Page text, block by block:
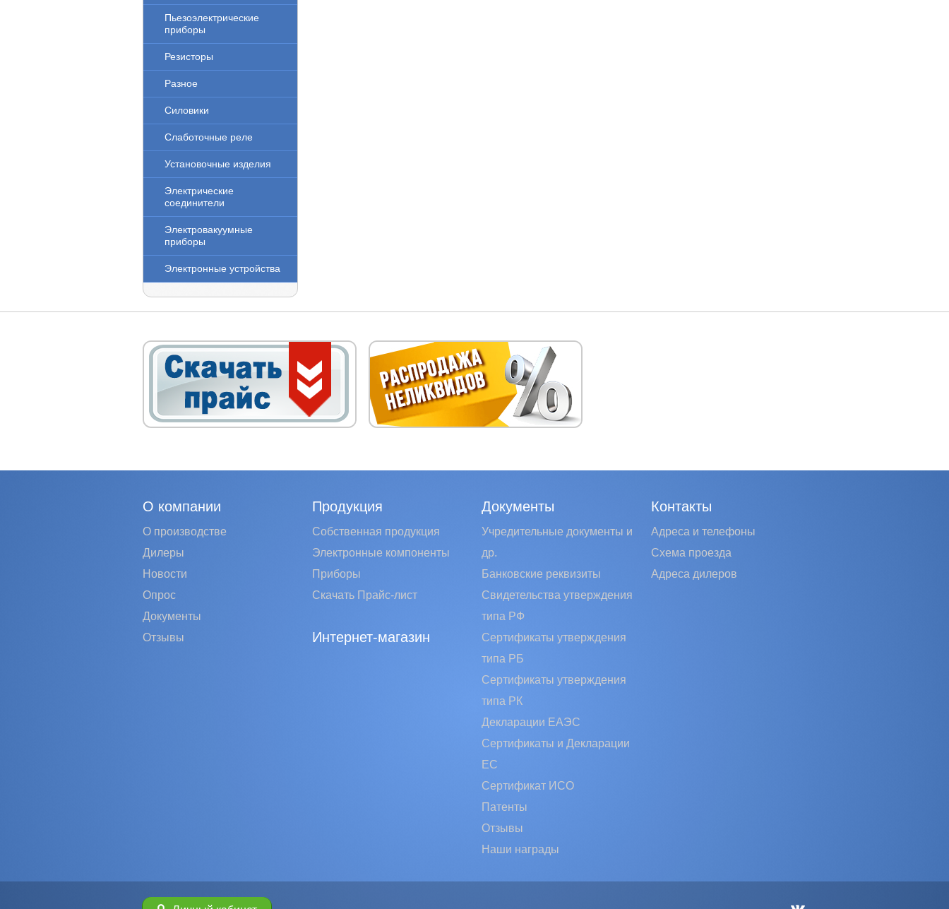
Пьезоэлектрические
приборы
Резисторы
Разное
Силовики
Слаботочные реле
Установочные изделия
Электрические
соединители
Электровакуумные
приборы
Электронные устройства
О компании
О производстве
Дилеры
Новости
Опрос
Документы
Отзывы
Продукция
Собственная продукция
Электронные компоненты
Приборы
Скачать Прайс-лист
Интернет-магазин
Документы
Учредительные документы и
др.
Банковские реквизиты
Свидетельства утверждения
типа РФ
Сертификаты утверждения
типа РБ
Сертификаты утверждения
типа РК
Декларации ЕАЭС
Сертификаты и Декларации
EC
Сертификат ИСО
Патенты
Отзывы
Наши награды
Контакты
Адреса и телефоны
Схема проезда
Адреса дилеров